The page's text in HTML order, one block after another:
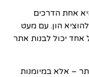
אחת הדרכים
הון. עם מעט
אחד יכול לבנות אתר
– אלא במיומנות